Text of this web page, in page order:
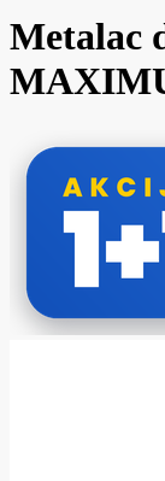
Metalac